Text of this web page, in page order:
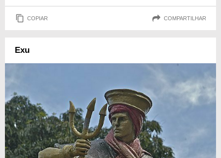
COPIAR COMPARTILHAR
Exu